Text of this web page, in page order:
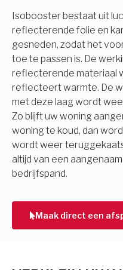
Isobooster bestaat uit
reflecterende folie en
gesneden, zodat het
toe te passen is. De
reflecterende materiaal
reflecteert warmte. De
met deze laag wordt
Zo blijft uw woning
woning te koud, dan
wordt weer
altijd van een
bedrijfspand.
Maak direct een